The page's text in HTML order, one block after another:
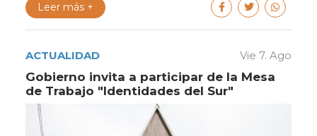
Leer más +
ACTUALIDAD Vie 7. Ago
Gobierno invita a participar de la Mesa
de Trabajo "Identidades del Sur"